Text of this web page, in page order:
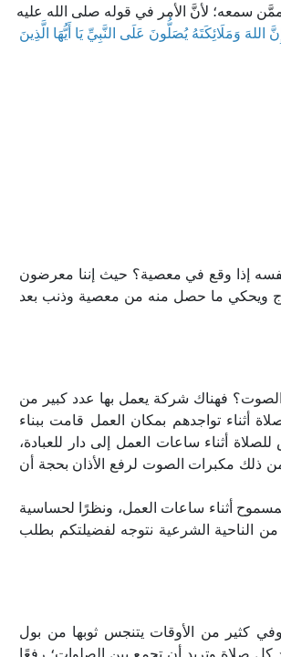
سمعه؛ لأنَّ الأمر في قوله صلى الله عليه
اللهَ وَمَلَائِكَتَهُ يُصَلُّونَ عَلَى النَّبِيِّ يَا أَيُّهَا الَّذِينَ
إذا وقع في معصية؟ حيث إننا معرضون
ويحكي ما حصل منه من معصية وذنب بعد
الصوت؟ فهناك شركة يعمل بها عدد كبير من
أثناء تواجدهم بمكان العمل قامت ببناء
أثناء ساعات العمل إلى دار للعبادة،
ذلك مكبرات الصوت لرفع الأذان بحجة أن
أثناء ساعات العمل، ونظرًا لحساسية
من الناحية الشرعية نتوجه لفضيلتكم بطلب
كثير من الأوقات يتنجس ثوبها من بول